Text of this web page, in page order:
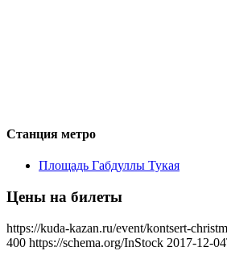
Станция метро
Площадь Габдуллы Тукая
Цены на билеты
https://kuda-kazan.ru/event/kontsert-
400 https://schema.org/InStock 2017-12-